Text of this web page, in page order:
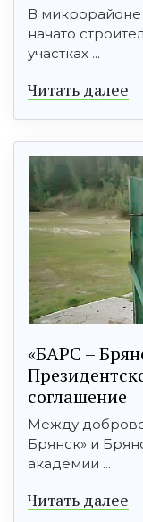
В
начато
участках ...
Читать далее
«БАРС –
соглашение
Между
Брянск» и
академии ...
Читать далее